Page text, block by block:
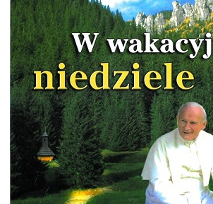
34. Pielgrzymce Osób
31. Pielgrzymce Tradycji
UKSW; stypendiów dla
Jana Pawła II oraz koncertów
na Pielgrzymkę do Montserrat w
07 lipca br. o godz.
parkingu przy plebanii.
odpoczynku.
kościoła na dzisiejszą
mieszkańców Baniochy z ul.